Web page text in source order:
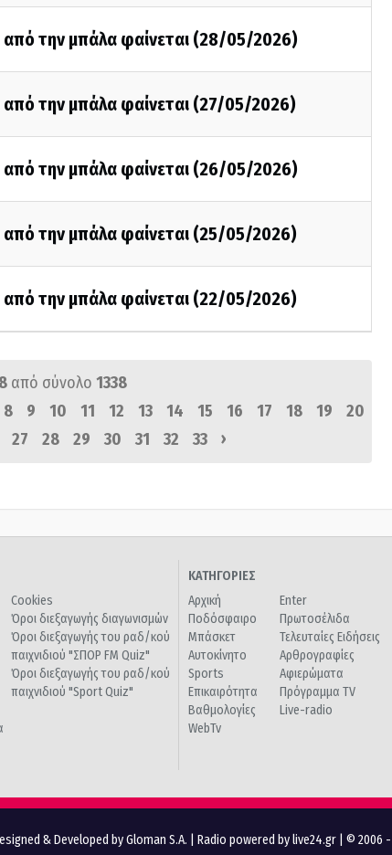
από την μπάλα φαίνεται (28/05/2026)
από την μπάλα φαίνεται (27/05/2026)
από την μπάλα φαίνεται (26/05/2026)
από την μπάλα φαίνεται (25/05/2026)
από την μπάλα φαίνεται (22/05/2026)
από σύνολο 1338
8 9 10 11 12 13 14 15 16 17 18 19
20
27 28 29 30 31 32 33 ›
Cookies
Όροι διεξαγωγής διαγωνισμών
Όροι διεξαγωγής του ραδ/κού
παιχνιδιού "ΣΠΟΡ FM Quiz"
Όροι διεξαγωγής του ραδ/κού
παιχνιδιού "Sport Quiz"
ΚΑΤΗΓΟΡΙΕΣ
Αρχική
Ποδόσφαιρο
Μπάσκετ
Αυτοκίνητο
Sports
Επικαιρότητα
Βαθμολογίες
WebTv
Enter
Πρωτοσέλιδα
Τελευταίες Ειδήσεις
Αρθρογραφίες
Αφιερώματα
Πρόγραμμα TV
Live-radio
& Developed by Gloman S.A. Radio powered by live24.gr | © 2006